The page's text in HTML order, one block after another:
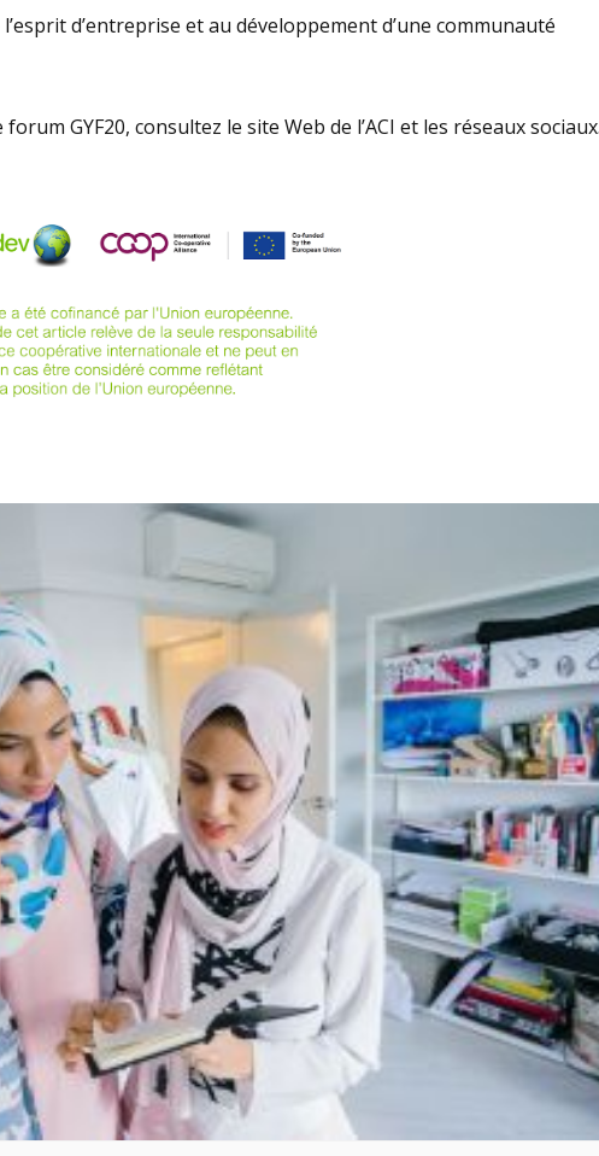
d’entreprise et au développement d’une communauté
GYF20, consultez le site Web de l’ACI et les réseaux sociaux.